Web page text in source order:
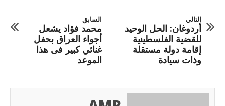
السابق
محمد فؤاد يشعل
أجواء العراق بحفل
غنائي كبير فى هذا
الموعد
التالي
أردوغان: الحل الوحيد
للقضية الفلسطينية
إقامة دولة مستقلة
وذات سيادة